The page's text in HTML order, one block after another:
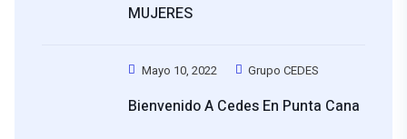
MUJERES
Mayo 10, 2022 Grupo CEDES
Bienvenido A Cedes En Punta Cana